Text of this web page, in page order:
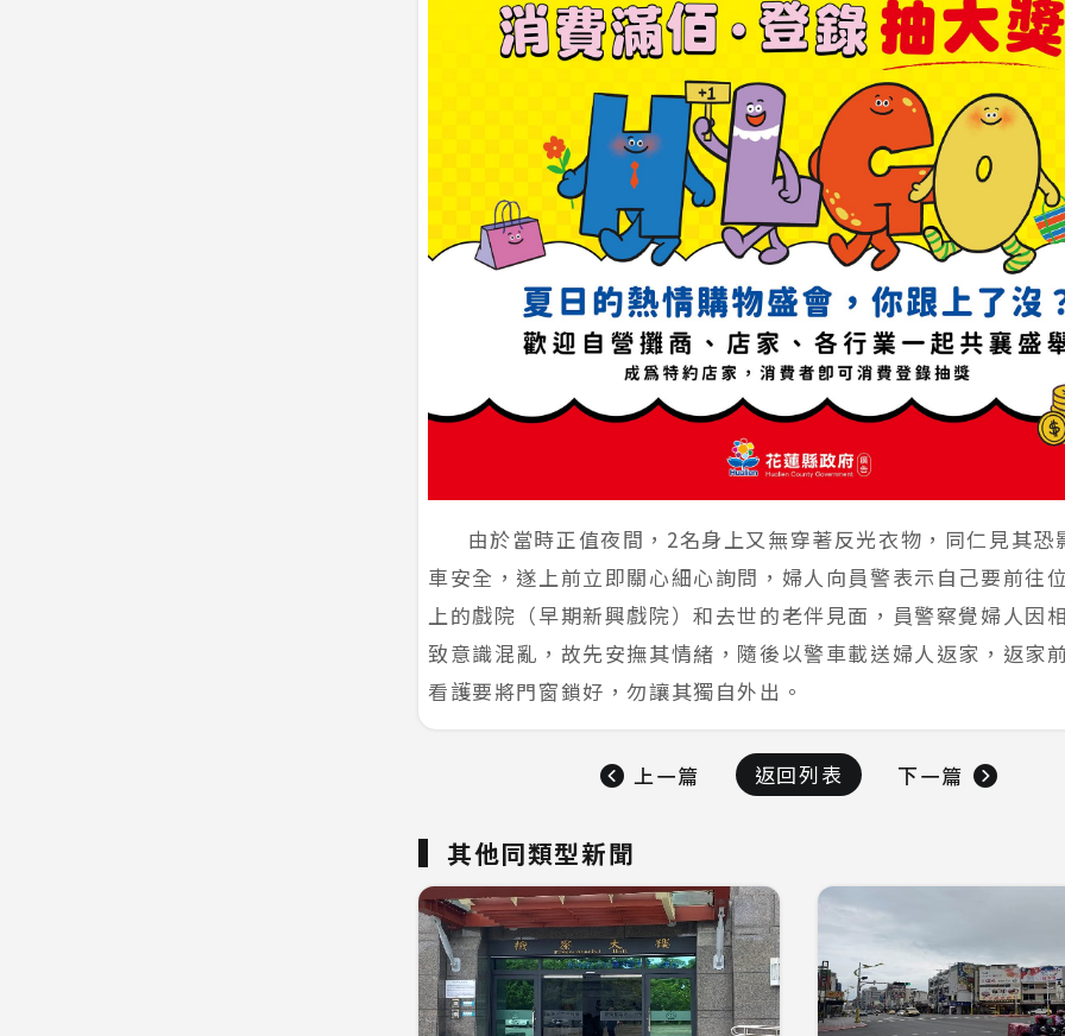
由於當時正值夜間，2名身上又無穿著反光衣物，同仁見其恐
車安全，遂上前立即關心細心詢問，婦人向員警表示自己要前往
上的戲院（早期新興戲院）和去世的老伴見面，員警察覺婦人因
致意識混亂，故先安撫其情緒，隨後以警車載送婦人返家，返家
看護要將門窗鎖好，勿讓其獨自外出。
上一篇 返回列表 下一篇
其他同類型新聞